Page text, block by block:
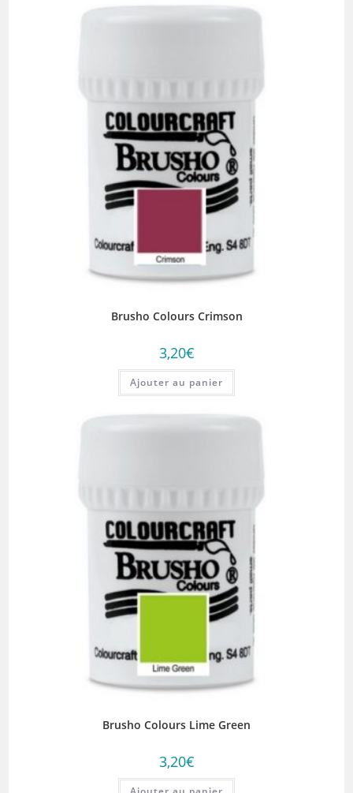
Brusho Colours Crimson
3,20€
Ajouter au panier
Brusho Colours Lime Green
3,20€